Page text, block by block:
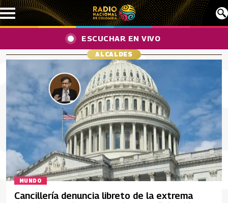
Pasar al contenido principal
ESCUCHAR EN VIVO
ALCALDES
MUNDO
Cancillería denuncia libreto de la extrema